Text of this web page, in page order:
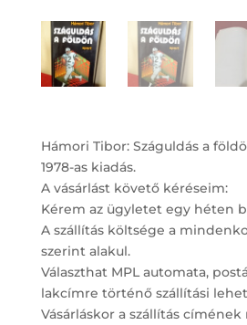
Hámori Tibor: Száguldás a
1978-as kiadás.
A vásárlást követő kéréseim:
Kérem az ügyletet egy héten
A szállítás költsége a
szerint alakul.
Választhat MPL automata,
lakcímre történő szállítási
Vásárláskor a szállítás